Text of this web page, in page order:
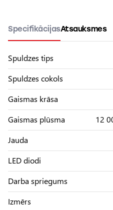
SpecifikācijasAtsauksmes
Spuldzes tips
Spuldzes cokols
Gaismas krāsa
Gaismas plūsma
12
Jauda
LED diodi
Darba spriegums
Izmērs